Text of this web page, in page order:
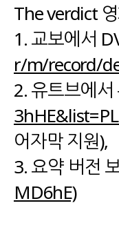
The verdict
1. 교보에서
r/m/record/
2. 유트브에
어자막 지원),
3. 요약 버전
MD6hE)